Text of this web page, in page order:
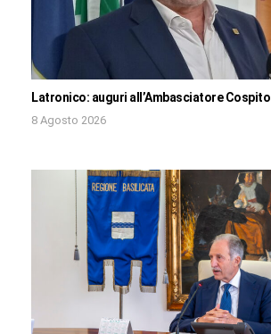
Latronico: auguri all’Ambasciatore Cospito
8 Agosto 2026